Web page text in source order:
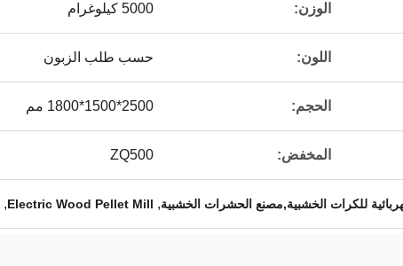
الوزن: 5000 كيلوغرام
اللون: حسب طلب الزبون
الحجم: 2500*1500*1800 مم
المخفض: ZQ500
,
Electric Wood Pellet Mill
,